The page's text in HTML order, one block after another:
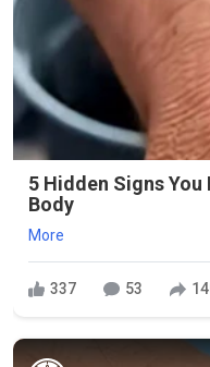
5 Hidden Signs You
Body
More
337 53